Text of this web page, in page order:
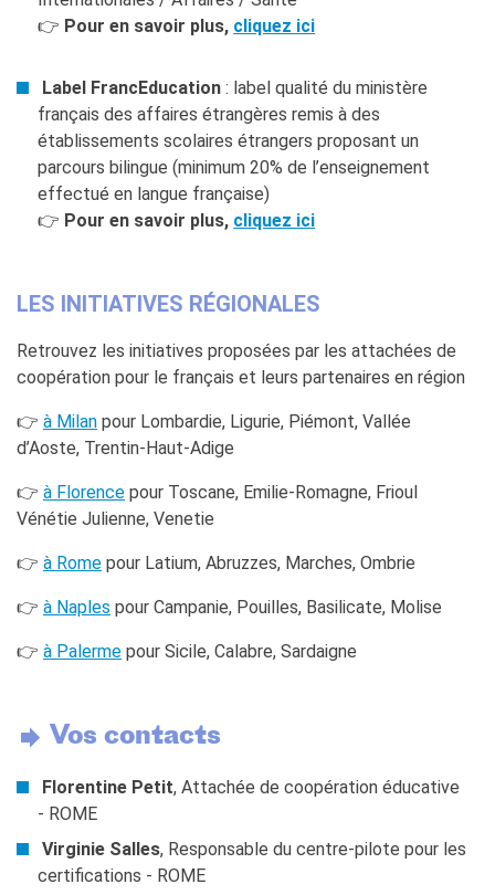
👉 Pour en savoir plus, cliquez ici
Label FrancEducation: label qualité du ministère
français des affaires étrangères remis à des
établissements scolaires étrangers proposant un
parcours bilingue (minimum 20% de l’enseignement
effectué en langue française)
👉 Pour en savoir plus, cliquez ici
LES INITIATIVES RÉGIONALES
Retrouvez les initiatives proposées par les attachées de
coopération pour le français et leurs partenaires en région
👉 à Milan pour Lombardie, Ligurie, Piémont, Vallée
d’Aoste, Trentin-Haut-Adige
👉 à Florence pour Toscane, Emilie-Romagne, Frioul
Vénétie Julienne, Venetie
👉 à Rome pour Latium, Abruzzes, Marches, Ombrie
👉 à Naples pour Campanie, Pouilles, Basilicate, Molise
👉 à Palerme pour Sicile, Calabre, Sardaigne
Vos contacts
Florentine Petit, Attachée de coopération éducative
- ROME
Virginie Salles, Responsable du centre-pilote pour les
certifications - ROME